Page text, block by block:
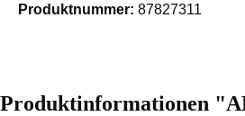
Produktnummer: 87827311
Produktinformationen